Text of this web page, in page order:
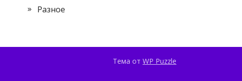
Разное
Тема от WP Puzzle